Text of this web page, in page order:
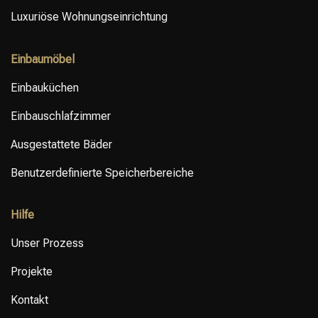
Luxuriöse Wohnungseinrichtung
Einbaumöbel
Einbauküchen
Einbauschlafzimmer
Ausgestattete Bäder
Benutzerdefinierte Speicherbereiche
Hilfe
Unser Prozess
Projekte
Kontakt